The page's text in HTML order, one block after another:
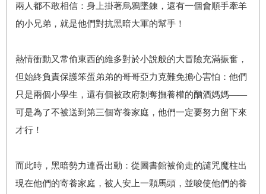
兩人都不敢相信：身上掛著烏鴉墜鍊，還有一個會順手牽羊
的小兄弟，就是他們對抗黑暗大軍的幫手！
熱情衝動又常偷東西的維多對於小說般的大冒險充滿振奮，
但始終負責保護笨蛋弟弟的哥哥亞力克難免擔心害怕：他們
只是兩個小學生，還有個被政府剝奪撫養權的酗酒媽媽——
可是為了不被送到第三個寄養家庭，他們一定要努力留下來
才行！
而此時，黑暗勢力連番出動：從圖書館被偷走的譴咒魔柱出
現在他們的寄養家庭，被人安上一顆馬頭，並唆使他們的養